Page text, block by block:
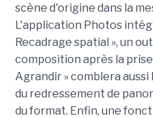
scène d'origine dans la
L'application Photos
Recadrage spatial », un
composition après la
Agrandir » comblera
du redressement de
du format. Enfin, une